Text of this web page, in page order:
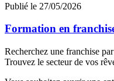
Publié le 27/05/2026
Formation en
Recherchez une franchise
Trouvez le secteur de vos